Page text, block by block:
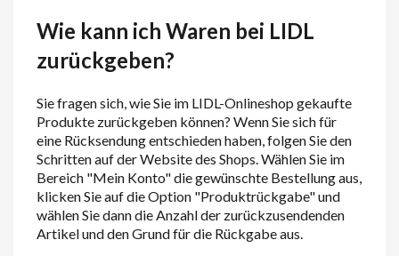
Wie kann ich Waren bei LIDL
zurückgeben?
Sie fragen sich, wie Sie im LIDL-Onlineshop gekaufte
Produkte zurückgeben können? Wenn Sie sich für
eine Rücksendung entschieden haben, folgen Sie den
Schritten auf der Website des Shops. Wählen Sie im
Bereich "Mein Konto" die gewünschte Bestellung aus,
klicken Sie auf die Option "Produktrückgabe" und
wählen Sie dann die Anzahl der zurückzusendenden
Artikel und den Grund für die Rückgabe aus.